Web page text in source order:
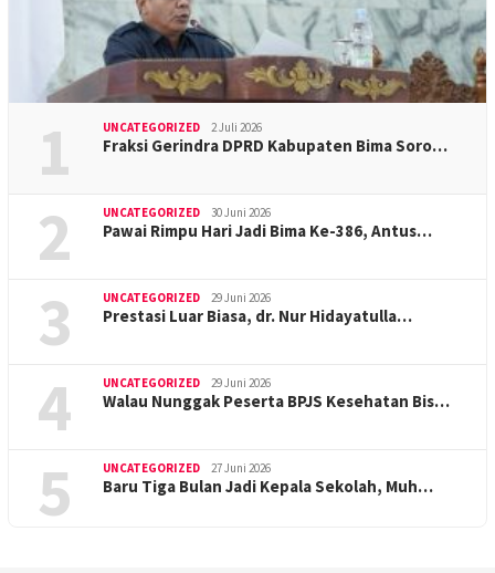
1 UNCATEGORIZED 2 Juli 2026
Fraksi Gerindra DPRD Kabupaten Bima Soro…
2 UNCATEGORIZED 30 Juni 2026
Pawai Rimpu Hari Jadi Bima Ke-386, Antus…
3 UNCATEGORIZED 29 Juni 2026
Prestasi Luar Biasa, dr. Nur Hidayatulla…
4 UNCATEGORIZED 29 Juni 2026
Walau Nunggak Peserta BPJS Kesehatan Bis…
5 UNCATEGORIZED 27 Juni 2026
Baru Tiga Bulan Jadi Kepala Sekolah, Muh…